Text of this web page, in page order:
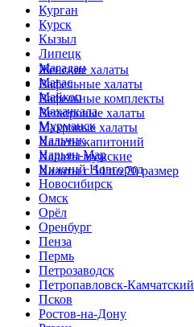
Курган
Курск
Кызыл
Липецк
Магадан
Магас
Майкоп
Махачкала
Мурманск
Нальчик
Нарьян-Мар
Нижний Новгород
Новосибирск
Омск
Орёл
Оренбург
Пенза
Пермь
Петрозаводск
Петропавловск-Камчатский
Псков
Ростов-на-Дону
Женские халаты
Вафельные халаты
Вафельные комплекты
Велюровые халаты
Махровые халаты
Халаты капитоний
Халаты мужские
Халаты с 54 по 70 размер